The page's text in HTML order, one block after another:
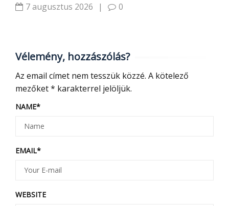
7 augusztus 2026
| 0
Vélemény, hozzászólás?
Az email címet nem tesszük közzé. A kötelező
mezőket* karakterrel jelöljük.
NAME*
EMAIL*
WEBSITE